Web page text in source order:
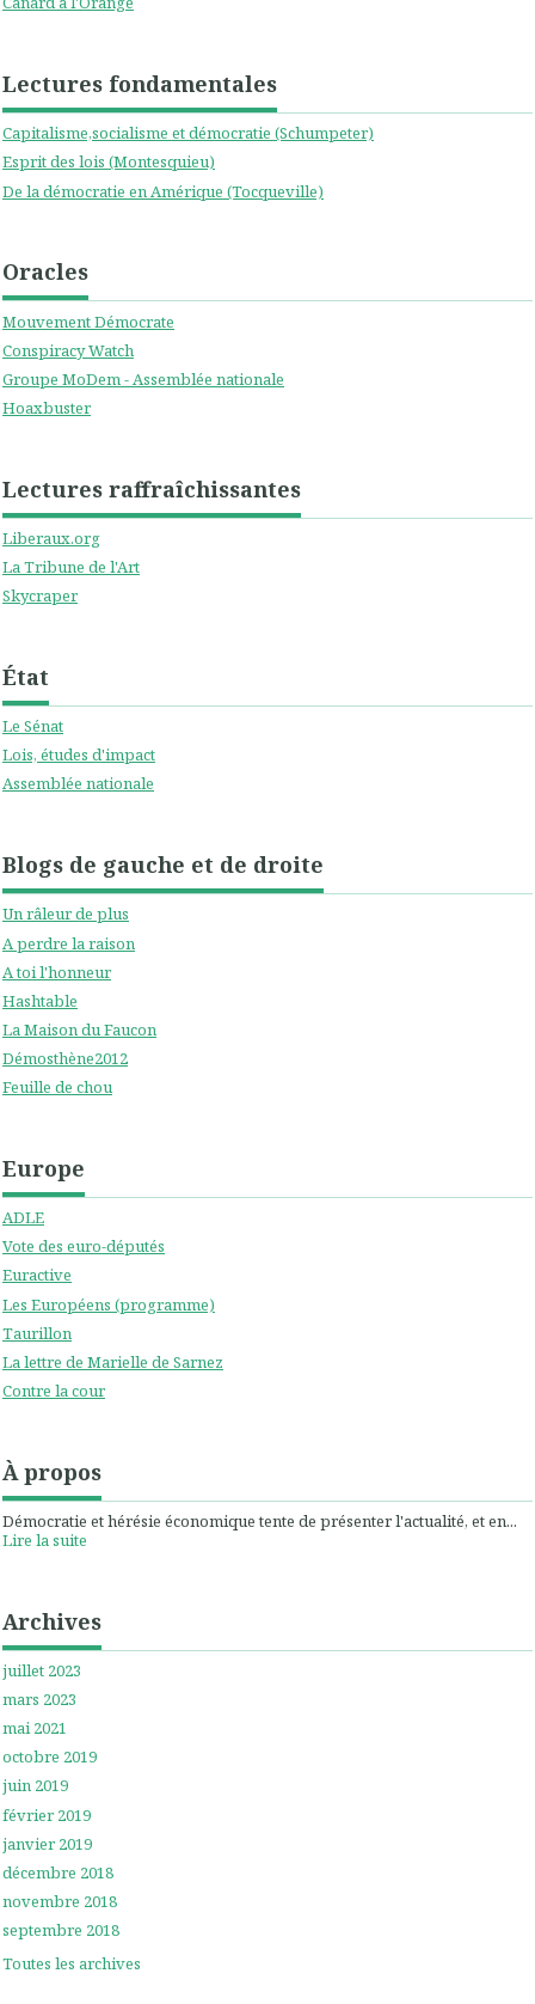
Lectures fondamentales
Capitalisme,socialisme et démocratie (Schumpeter)
Esprit des lois (Montesquieu)
De la démocratie en Amérique (Tocqueville)
Oracles
Mouvement Démocrate
Conspiracy Watch
Groupe MoDem - Assemblée nationale
Hoaxbuster
Lectures raffraîchissantes
Liberaux.org
La Tribune de l'Art
Skycraper
État
Le Sénat
Lois, études d'impact
Assemblée nationale
Blogs de gauche et de droite
Un râleur de plus
A perdre la raison
A toi l'honneur
Hashtable
La Maison du Faucon
Démosthène2012
Feuille de chou
Europe
ADLE
Vote des euro-députés
Euractive
Les Européens (programme)
Taurillon
La lettre de Marielle de Sarnez
Contre la cour
À propos
Démocratie et hérésie économique tente de présenter l'actualité, et en...
Lire la suite
Archives
juillet 2023
mars 2023
mai 2021
octobre 2019
juin 2019
février 2019
janvier 2019
décembre 2018
novembre 2018
septembre 2018
Toutes les archives